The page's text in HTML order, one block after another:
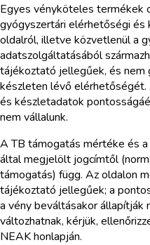
Egyes vényköteles termékek
gyógyszertári elérhetőségi és
oldalról, illetve közvetlenül a
adatszolgáltatásából
tájékoztató jellegűek, és nem
készleten lévő
és készletadatok
nem vállalunk.
A TB támogatás mértéke és
által megjelölt jogcímtől
támogatás) függ. Az oldalon
tájékoztató jellegűek; a
a vény beváltásakor állapítják
változhatnak, kérjük,
NEAK honlapján.